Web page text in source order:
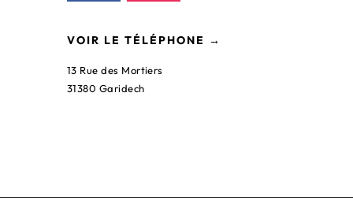
VOIR LE TÉLÉPHONE →
13 Rue des Mortiers
31380 Garidech